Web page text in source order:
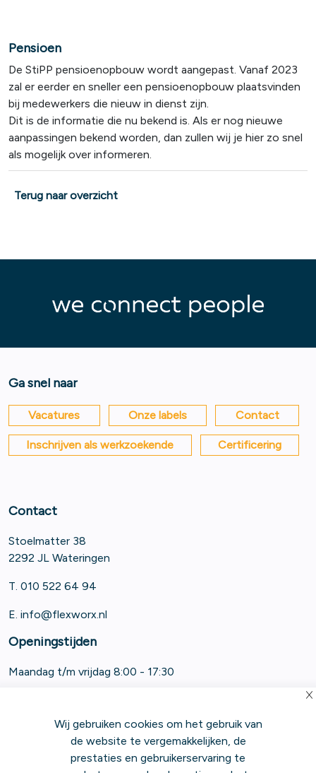
Pensioen
De StiPP pensioenopbouw wordt aangepast. Vanaf 2023
zal er eerder en sneller een pensioenopbouw plaatsvinden
bij medewerkers die nieuw in dienst zijn.
Dit is de informatie die nu bekend is. Als er nog nieuwe
aanpassingen bekend worden, dan zullen wij je hier zo snel
als mogelijk over informeren.
Terug naar overzicht
Ga snel naar
Vacatures Onze labels Contact
Inschrijven als werkzoekende Certificering
Contact
Stoelmatter 38
2292 JL Wateringen
T. 010 522 64 94
E. info@flexworx.nl
Openingstijden
Maandag t/m vrijdag 8:00 - 17:30
Wij gebruiken cookies om het gebruik van
de website te vergemakkelijken, de
prestaties en gebruikerservaring te